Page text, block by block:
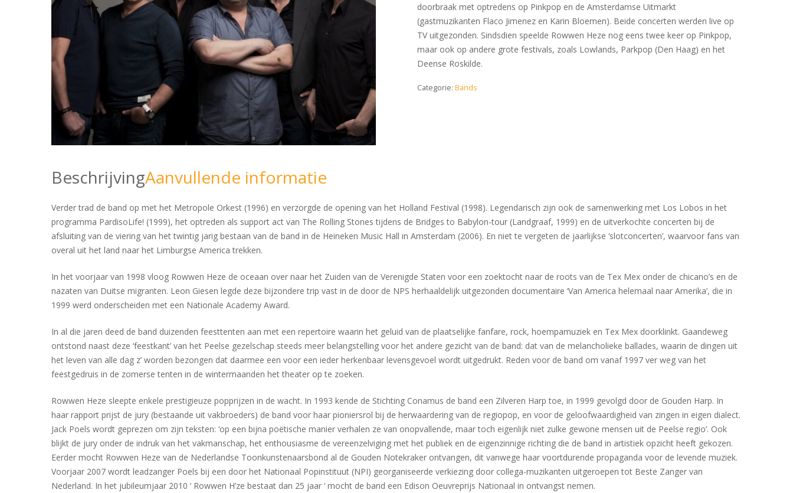
doorbraak met optredens op Pinkpop en de Amsterdamse Uitmarkt
(gastmuzikanten Flaco Jimenez en Karin Bloemen). Beide concerten werden live op
TV uitgezonden. Sindsdien speelde Rowwen Heze nog eens twee keer op Pinkpop,
maar ook op andere grote festivals, zoals Lowlands, Parkpop (Den Haag) en het
Deense Roskilde.
Categorie:Bands
BeschrijvingAanvullende informatie
Verder trad de band op met het Metropole Orkest (1996) en verzorgde de opening van het Holland Festival (1998). Legendarisch zijn ook de samenwerking met Los Lobos in het
programma PardisoLife! (1999), het optreden als support act van The Rolling Stones tijdens de Bridges to Babylon-tour (Landgraaf, 1999) en de uitverkochte concerten bij de
afsluiting van de viering van het twintig jarig bestaan van de band in de Heineken Music Hall in Amsterdam (2006). En niet te vergeten de jaarlijkse ‘slotconcerten’, waarvoor fans van
overal uit het land naar het Limburgse America trekken.
In het voorjaar van 1998 vloog Rowwen Heze de oceaan over naar het Zuiden van de Verenigde Staten voor een zoektocht naar de roots van de Tex Mex onder de chicano’s en de
nazaten van Duitse migranten. Leon Giesen legde deze bijzondere trip vast in de door de NPS herhaaldelijk uitgezonden documentaire ‘Van America helemaal naar Amerika’, die in
1999 werd onderscheiden met een Nationale Academy Award.
In al die jaren deed de band duizenden feesttenten aan met een repertoire waarin het geluid van de plaatselijke fanfare, rock, hoempamuziek en Tex Mex doorklinkt. Gaandeweg
ontstond naast deze ‘feestkant’ van het Peelse gezelschap steeds meer belangstelling voor het andere gezicht van de band: dat van de melancholieke ballades, waarin de dingen uit
het leven van alle dag z’ worden bezongen dat daarmee een voor een ieder herkenbaar levensgevoel wordt uitgedrukt. Reden voor de band om vanaf 1997 ver weg van het
feestgedruis in de zomerse tenten in de wintermaanden het theater op te zoeken.
Rowwen Heze sleepte enkele prestigieuze popprijzen in de wacht. In 1993 kende de Stichting Conamus de band een Zilveren Harp toe, in 1999 gevolgd door de Gouden Harp. In
haar rapport prijst de jury (bestaande uit vakbroeders) de band voor haar pioniersrol bij de herwaardering van de regiopop, en voor de geloofwaardigheid van zingen in eigen dialect.
Jack Poels wordt geprezen om zijn teksten: ‘op een bijna poëtische manier verhalen ze van onopvallende, maar toch eigenlijk niet zulke gewone mensen uit de Peelse regio’. Ook
blijkt de jury onder de indruk van het vakmanschap, het enthousiasme de vereenzelviging met het publiek en de eigenzinnige richting die de band in artistiek opzicht heeft gekozen.
Eerder mocht Rowwen Heze van de Nederlandse Toonkunstenaarsbond al de Gouden Notekraker ontvangen, dit vanwege haar voortdurende propaganda voor de levende muziek.
Voorjaar 2007 wordt leadzanger Poels bij een door het Nationaal Popinstituut (NPI) georganiseerde verkiezing door collega-muzikanten uitgeroepen tot Beste Zanger van
Nederland. In het jubileumjaar 2010 ‘ Rowwen H’ze bestaat dan 25 jaar ‘ mocht de band een Edison Oeuvreprijs Nationaal in ontvangst nemen.